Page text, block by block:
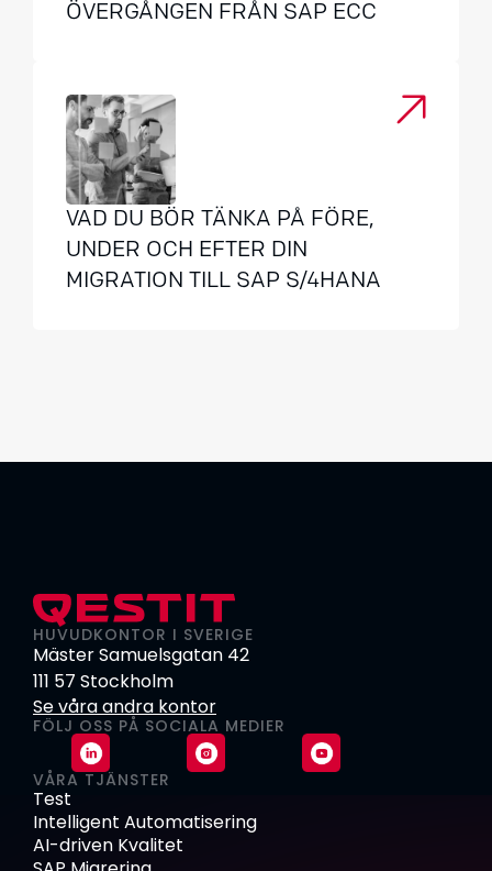
ÖVERGÅNGEN FRÅN SAP ECC
VAD DU BÖR TÄNKA PÅ FÖRE,
UNDER OCH EFTER DIN
MIGRATION TILL SAP S/4HANA
HUVUDKONTOR I SVERIGE
Mäster Samuelsgatan 42
111 57 Stockholm
Se våra andra kontor
FÖLJ OSS PÅ SOCIALA MEDIER
VÅRA TJÄNSTER
Test
Intelligent Automatisering
AI-driven Kvalitet